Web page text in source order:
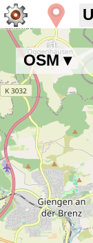
OSM ▾